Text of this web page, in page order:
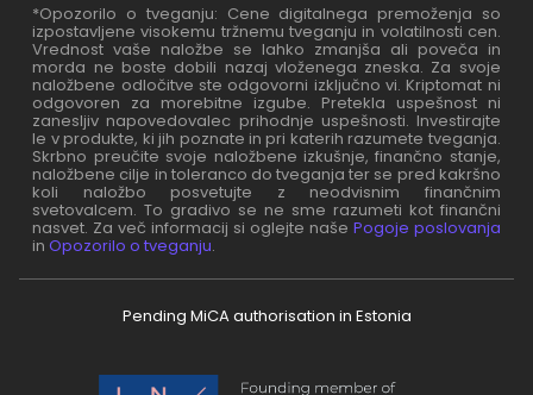
*Opozorilo o tveganju: Cene digitalnega premoženja so
izpostavljene visokemu tržnemu tveganju in volatilnosti cen.
Vrednost vaše naložbe se lahko zmanjša ali poveča in
morda ne boste dobili nazaj vloženega zneska. Za svoje
naložbene odločitve ste odgovorni izključno vi. Kriptomat ni
odgovoren za morebitne izgube. Pretekla uspešnost ni
zanesljiv napovedovalec prihodnje uspešnosti. Investirajte
le v produkte, ki jih poznate in pri katerih razumete tveganja.
Skrbno preučite svoje naložbene izkušnje, finančno stanje,
naložbene cilje in toleranco do tveganja ter se pred kakršno
koli naložbo posvetujte z neodvisnim finančnim
svetovalcem. To gradivo se ne sme razumeti kot finančni
nasvet. Za več informacij si oglejte naše Pogoje poslovanja
inOpozorilo o tveganju.
Pending MiCA authorisation in Estonia